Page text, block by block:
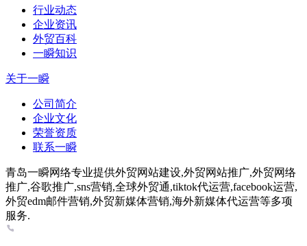
行业动态
企业资讯
外贸百科
一瞬知识
关于一瞬
公司简介
企业文化
荣誉资质
联系一瞬
青岛一瞬网络专业提供外贸网站建设,外贸网站推广,外贸网络
推广,谷歌推广,sns营销,全球外贸通,tiktok代运营,facebook运营,
外贸edm邮件营销,外贸新媒体营销,海外新媒体代运营等多项
服务.